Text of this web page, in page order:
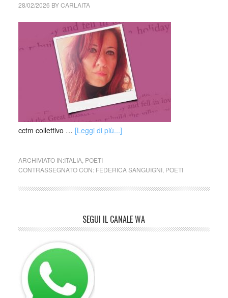
28/02/2026 BYCARLAITA
cctm collettivo … [Leggi di più...]
ARCHIVIATO IN:ITALIA, POETI
CONTRASSEGNATO CON: FEDERICA SANGUIGNI, POETI
SEGUI IL CANALE WA